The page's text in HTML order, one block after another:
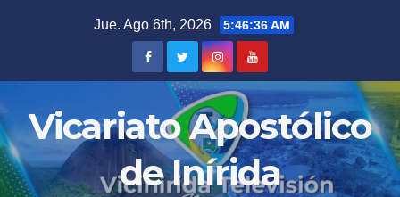
Jue. Ago 6th, 2026 5:46:37 AM
Vicariato Apostólico
de Inírida